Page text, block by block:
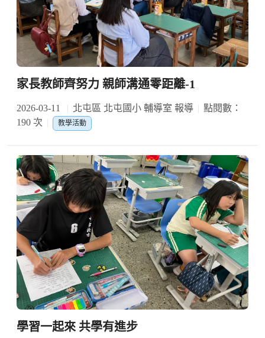
家長教師齊努力 親師溝通零距離-1
2026-03-11 北屯區 北屯國小 輔導室 報導
點閱數：
190 次
教學活動
學習一起來 共學有進步